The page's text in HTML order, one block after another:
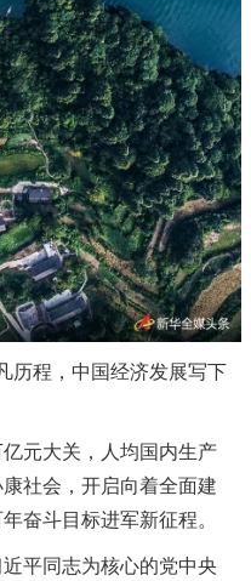
程，中国经济发展写下
元大关，人均国内生产
社会，开启向着全面建
奋斗目标进军新征程。
平同志为核心的党中央